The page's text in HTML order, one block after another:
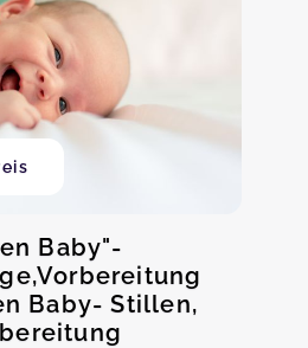
Baby"-
Baby- Stillen,